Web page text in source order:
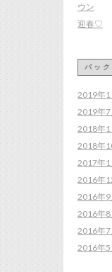
ウン
迎春♡
バッ
2019年
2019年7
2018年
2018年
2017年1
2016年
2016年9
2016年8
2016年7
2016年5